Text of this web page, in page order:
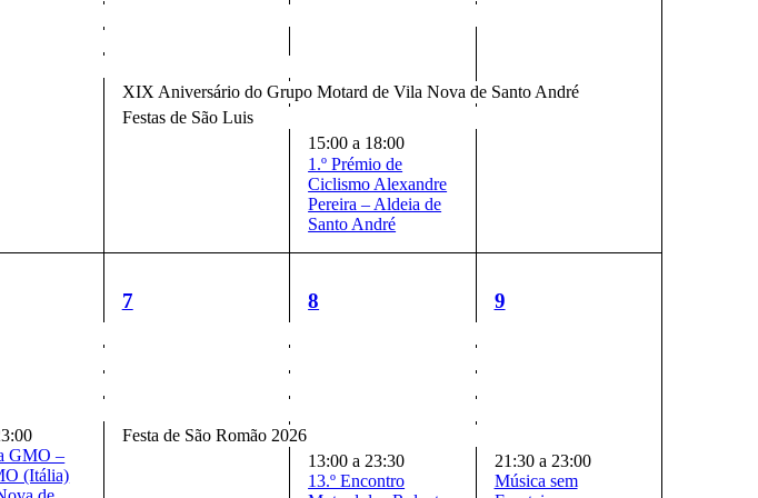
XIX Aniversário do Grupo Motard de Vila Nova de Santo André
Festas de São Luis
15:00a 18:00
1.º Prémio de
Ciclismo Alexandre
Pereira – Aldeia de
Santo André
GMO –
(Itália)
5
7
Festa de São Romão 2026
7
8
13:00a 23:30
13.º Encontro
6
9
21:30 a 23:00
Música sem